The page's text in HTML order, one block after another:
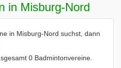
in Misburg-Nord
in Misburg-Nord suchst, dann
0 Badmintonvereine.